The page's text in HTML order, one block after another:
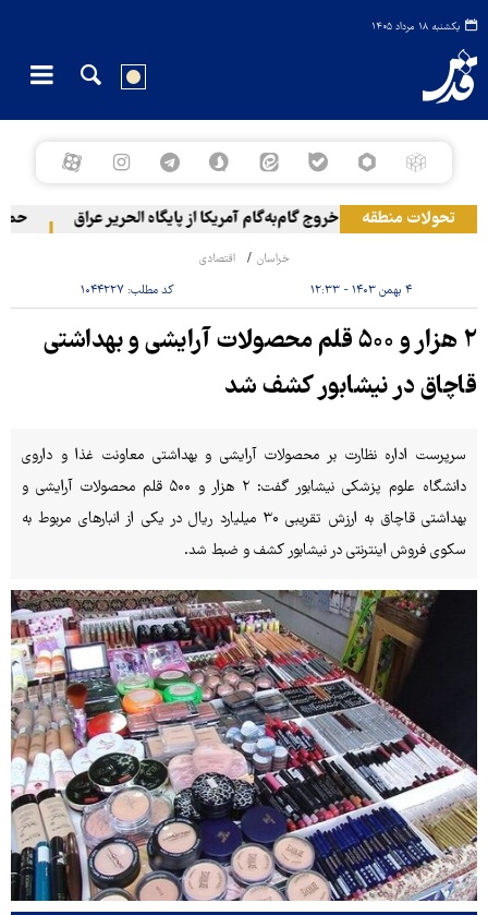
یکشنبه ۱۸ مرداد ۱۴۰۵
تحولات منطقه خروج گام‌به‌گام آمریکا از پایگاه الحریر عراق حمله
خراسان اقتصادی
۴ بهمن ۱۴۰۳ - ۱۲:۳۳ کد مطلب: ۱۰۴۴۲۲۷
۲ هزار و ۵۰۰ قلم محصولات آرایشی و بهداشتی
قاچاق در نیشابور کشف شد
سرپرست اداره نظارت بر محصولات آرایشی و بهداشتی معاونت غذا و داروی
دانشگاه علوم پزشکی نیشابور گفت: ۲ هزار و ۵۰۰ قلم محصولات آرایشی و
بهداشتی قاچاق به ارزش تقریبی ۳۰ میلیارد ریال در یکی از انبارهای مربوط به
سکوی فروش اینترنتی در نیشابور کشف و ضبط شد.